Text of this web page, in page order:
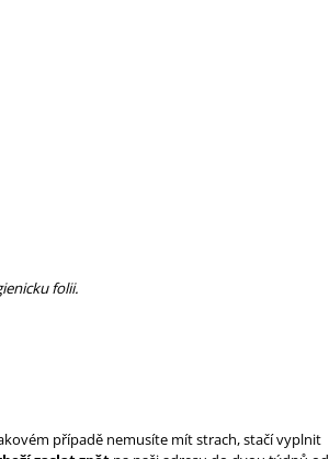
folii.
případě nemusíte mít strach, stačí vyplnit